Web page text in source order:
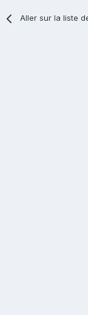
Aller sur la liste